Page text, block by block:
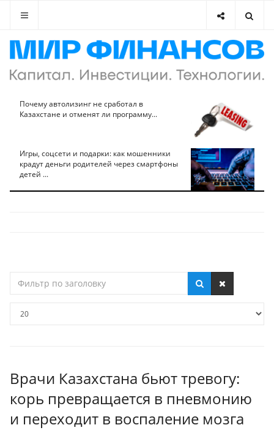
Почему автолизинг не сработал в
Казахстане и отменят ли программу...
Игры, соцсети и подарки: как мошенники
крадут деньги родителей через смартфоны
детей ...
по
Врачи Казахстана бьют тревогу:
корь превращается в пневмонию
и переходит в воспаление мозга